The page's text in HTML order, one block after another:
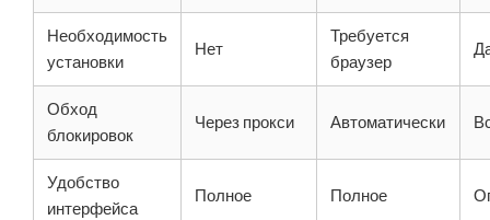
Необходимость
установки
Нет
Требуется
браузер
Обход
блокировок
Через прокси Автоматически
Удобство
интерфейса
Полное Полное